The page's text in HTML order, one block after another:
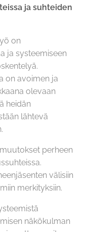
ja suhteiden
on
ja systeemiseen
on avoimen ja
olevaan
heidän
lähtevä
perheen
välisiin
merkityksiin.
näkökulman